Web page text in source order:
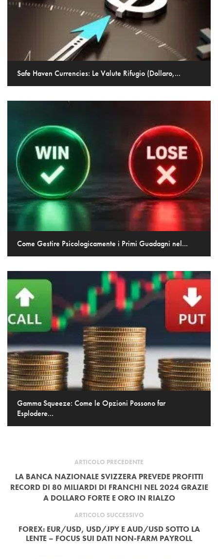
Safe Haven Currencies: Le Valute Rifugio (Dollaro,...
Come Gestire Psicologicamente i Primi Guadagni nel...
Gamma Squeeze: Come le Opzioni Possono far
Esplodere...
ARTICOLO PRECEDENTE
LA BANCA NAZIONALE SVIZZERA PREVEDE PROFITTI
RECORD DI 80 MILIARDI DI FRANCHI NEL 2024 GRAZIE
A DOLLARO FORTE E ORO IN RIALZO
ARTICOLO SUCCESSIVO
FOREX: EUR/USD, USD/JPY E AUD/USD SOTTO LA
LENTE – FOCUS SUI DATI NON-FARM PAYROLL